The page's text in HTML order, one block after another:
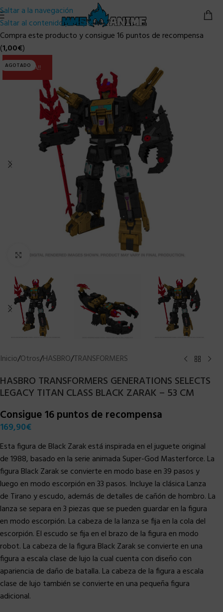
Saltar a la navegación
Saltar al contenido principal
Compra este producto y consigue 16 puntos de recompensa
(1,00€)
AGOTADO
ULTIMA!!
Clic para ampliar
Inicio/Otros/HASBRO/TRANSFORMERS
HASBRO TRANSFORMERS GENERATIONS SELECTS
LEGACY TITAN CLASS BLACK ZARAK – 53 CM
Consigue 16 puntos de recompensa
169,90€
Esta figura de Black Zarak está inspirada en el juguete original
de 1988, basado en la serie animada Super-God Masterforce. La
figura Black Zarak se convierte en modo base en 39 pasos y
luego en modo escorpión en 33 pasos. Incluye la clásica Lanza
de Tirano y escudo, además de detalles de cañón de hombro. La
lanza se separa en 3 piezas que se pueden guardar en la figura
en modo escorpión. La cabeza de la lanza se fija en la cola del
escorpión. El escudo se fija en el brazo de la figura en modo
robot. La cabeza de la figura Black Zarak se convierte en una
figura a escala clase de lujo la cual cuenta con diseño con
apariencia de daño de batalla. La cabeza de la figura a escala
clase de lujo también se convierte en una pequeña figura
adicional.